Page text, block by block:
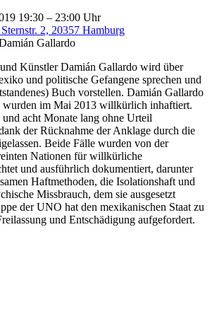
19:30 – 23:00 Uhr
2, 20357 Hamburg
Gallardo
Künstler Damián Gallardo wird über
und politische Gefangene sprechen und
Buch vorstellen. Damián Gallardo
wurden im Mai 2013 willkürlich inhaftiert.
acht Monate lang ohne Urteil
der Rücknahme der Anklage durch die
Beide Fälle wurden von der
Nationen für willkürliche
und ausführlich dokumentiert, darunter
Haftmethoden, die Isolationshaft und
Missbrauch, dem sie ausgesetzt
der UNO hat den mexikanischen Staat zu
und Entschädigung aufgefordert.